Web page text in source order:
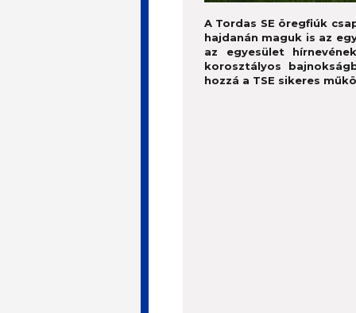
A Tordas SE öregfiúk
hajdanán maguk is az
az egyesület
korosztályos
hozzá a TSE sikeres